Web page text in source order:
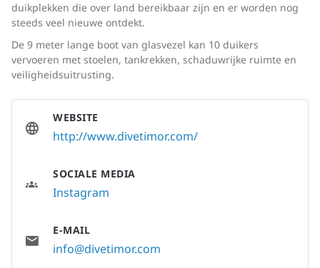
duikplekken die over land bereikbaar zijn en er worden nog
steeds veel nieuwe ontdekt.
De 9 meter lange boot van glasvezel kan 10 duikers
vervoeren met stoelen, tankrekken, schaduwrijke ruimte en
veiligheidsuitrusting.
WEBSITE
http://www.divetimor.com/
SOCIALE MEDIA
Instagram
E-MAIL
info@divetimor.com